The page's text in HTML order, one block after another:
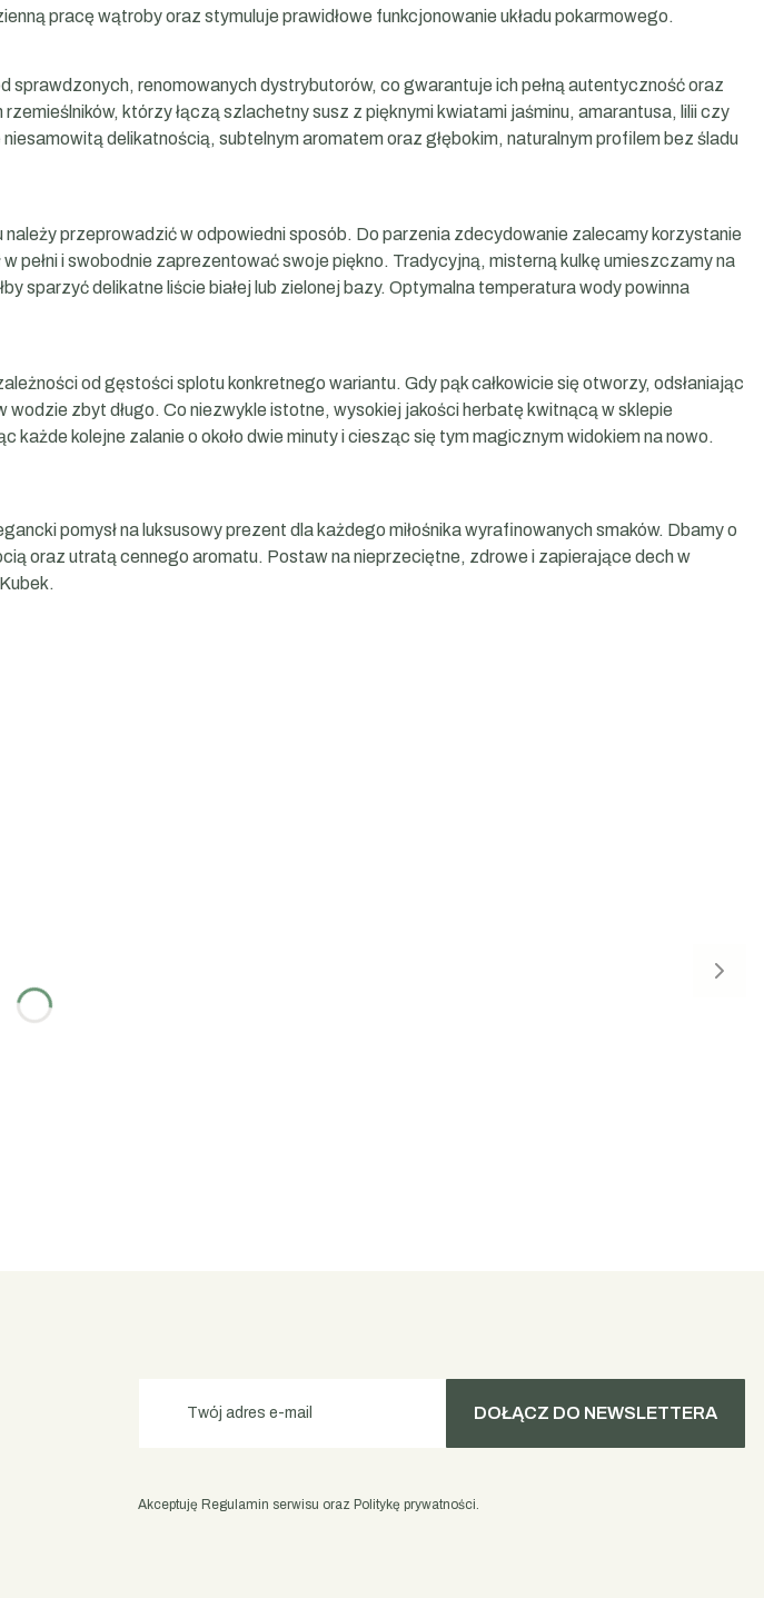
pracę wątroby oraz stymuluje prawidłowe funkcjonowanie układu pokarmowego.
renomowanych dystrybutorów, co gwarantuje ich pełną autentyczność oraz
którzy łączą szlachetny susz z pięknymi kwiatami jaśminu, amarantusa, lilii czy
delikatnością, subtelnym aromatem oraz głębokim, naturalnym profilem bez śladu
przeprowadzić w odpowiedni sposób. Do parzenia zdecydowanie zalecamy korzystanie
i swobodnie zaprezentować swoje piękno. Tradycyjną, misterną kulkę umieszczamy na
sparzyć delikatne liście białej lub zielonej bazy. Optymalna temperatura wody powinna
od gęstości splotu konkretnego wariantu. Gdy pąk całkowicie się otworzy, odsłaniając
zbyt długo. Co niezwykle istotne, wysokiej jakości herbatę kwitnącą w sklepie
kolejne zalanie o około dwie minuty i ciesząc się tym magicznym widokiem na nowo.
pomysł na luksusowy prezent dla każdego miłośnika wyrafinowanych smaków. Dbamy o
oraz utratą cennego aromatu. Postaw na nieprzeciętne, zdrowe i zapierające dech w
Twój adres e-mail DOŁĄCZ DO NEWSLETTERA
Akceptuję Regulamin serwisu oraz Politykę prywatności.